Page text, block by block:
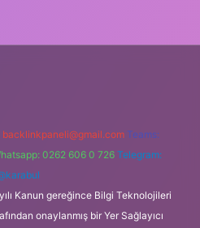
backlinkpaneli@gmail.com Teams:
0262 606 0 726 Telegram:
Kanun gereğince Bilgi Teknolojileri
onaylanmış bir Yer Sağlayıcı